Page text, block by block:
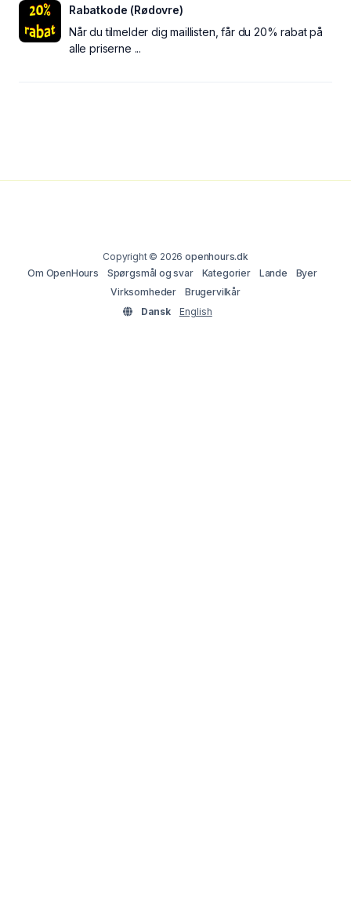
Rabatkode (Rødovre)
Når du tilmelder dig maillisten, får du 20% rabat på
alle priserne ...
Copyright © 2026openhours.dk
Om OpenHours
Spørgsmål og svar Kategorier Lande
Byer
Virksomheder
Brugervilkår
Dansk
English